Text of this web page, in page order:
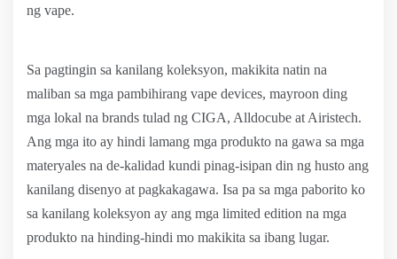
ng vape.
Sa pagtingin sa kanilang koleksyon, makikita natin na
maliban sa mga pambihirang vape devices, mayroon ding
mga lokal na brands tulad ng CIGA, Alldocube at Airistech.
Ang mga ito ay hindi lamang mga produkto na gawa sa mga
materyales na de-kalidad kundi pinag-isipan din ng husto ang
kanilang disenyo at pagkakagawa. Isa pa sa mga paborito ko
sa kanilang koleksyon ay ang mga limited edition na mga
produkto na hinding-hindi mo makikita sa ibang lugar.